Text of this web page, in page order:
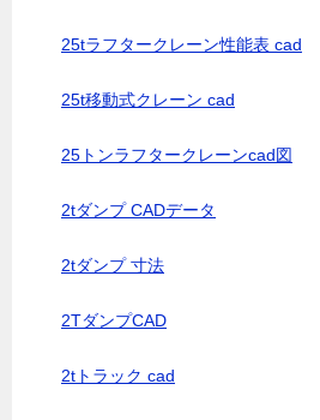
25tラフタークレーン性能表 cad
25t移動式クレーン cad
25トンラフタークレーンcad図
2tダンプ CADデータ
2tダンプ 寸法
2TダンプCAD
2tトラック cad